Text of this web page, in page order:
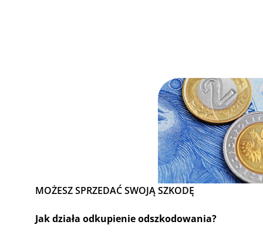
MOŻESZ SPRZEDAĆ SWOJĄ SZKODĘ
Jak działa odkupienie odszkodowania?